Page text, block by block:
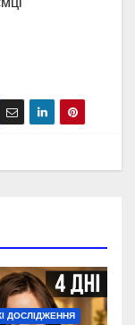
ДОСЛІДЖЕННЯ